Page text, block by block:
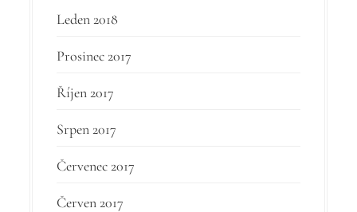
Leden 2018
Prosinec 2017
Říjen 2017
Srpen 2017
Červenec 2017
Červen 2017